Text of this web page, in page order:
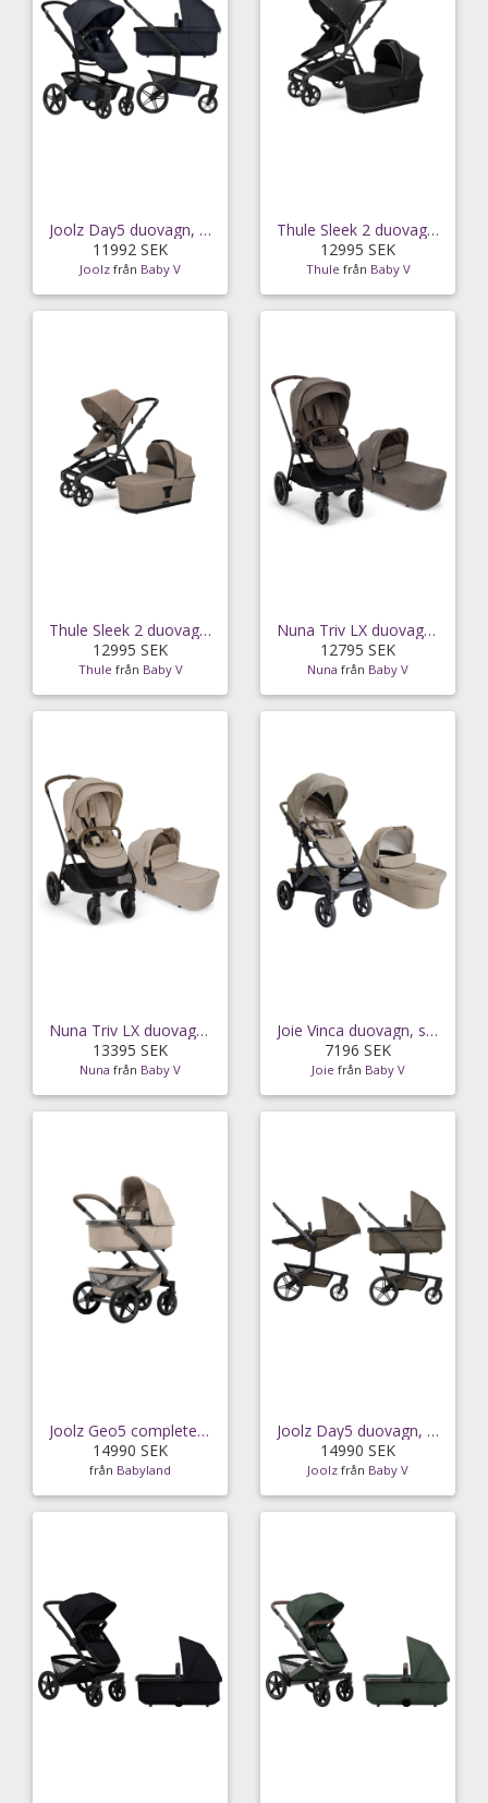
Joolz Day5 duovagn, dark navy blue
11992 SEK
Joolz från Baby V
Thule Sleek 2 duovagn, black
12995 SEK
Thule från Baby V
Thule Sleek 2 duovagn, tinted taupe
12995 SEK
Thule från Baby V
Nuna Triv LX duovagn, chestnut
12795 SEK
Nuna från Baby V
Nuna Triv LX duovagn, cosmopolitan
13395 SEK
Nuna från Baby V
Joie Vinca duovagn, sandstone
7196 SEK
Joie från Baby V
Joolz Geo5 complete set (Sandy taupe)
14990 SEK
från Babyland
Joolz Day5 duovagn, hazel brown
14990 SEK
Joolz från Baby V